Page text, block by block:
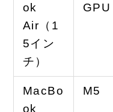
ok
Air（1
5イン
チ）
GPU
MacBo
ok
M5